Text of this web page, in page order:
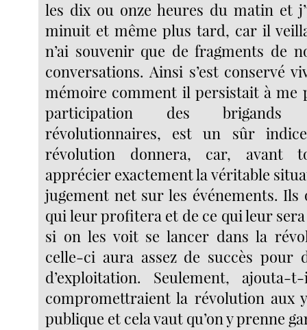
les dix ou onze heures du matin et
minuit et même plus tard, car il
n’ai souvenir que de fragments de
conversations. Ainsi s’est conservé
mémoire comment il persistait à me
participation des brigands
révolutionnaires, est un sûr
révolution donnera, car, avant
apprécier exactement la véritable
jugement net sur les événements.
qui leur profitera et de ce qui leur
si on les voit se lancer dans la
celle-ci aura assez de succès pour
d’exploitation. Seulement, ajouta-
compromettraient la révolution aux
publique et cela vaut qu’on y prenne